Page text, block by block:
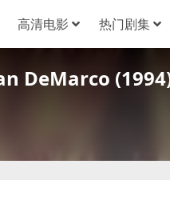
高清电影 热门剧集
DeMarco